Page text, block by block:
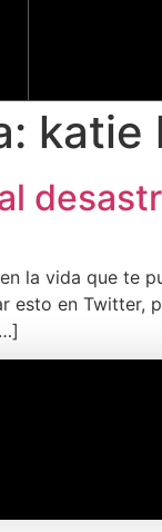
katie
la vida que te
esto en Twitter,